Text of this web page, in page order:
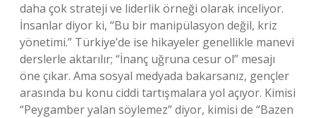
daha çok strateji ve liderlik örneği olarak inceliyor.
İnsanlar diyor ki, “Bu bir manipülasyon değil, kriz
yönetimi.” Türkiye’de ise hikayeler genellikle manevi
derslerle aktarılır; “İnanç uğruna cesur ol” mesajı
öne çıkar. Ama sosyal medyada bakarsanız, gençler
arasında bu konu ciddi tartışmalara yol açıyor. Kimisi
“Peygamber yalan söylemez” diyor, kimisi de “Bazen